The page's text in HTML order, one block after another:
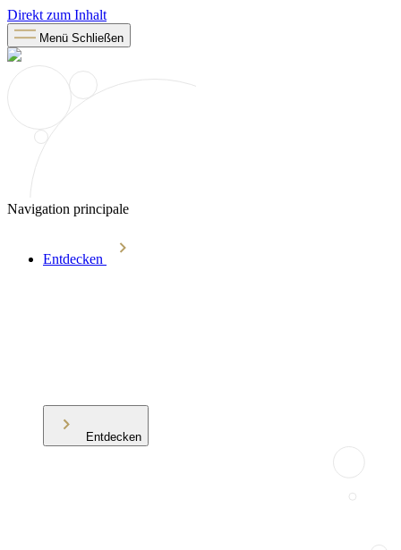
Direkt zum Inhalt
Menü Schließen
Navigation principale
Entdecken
Entdecken